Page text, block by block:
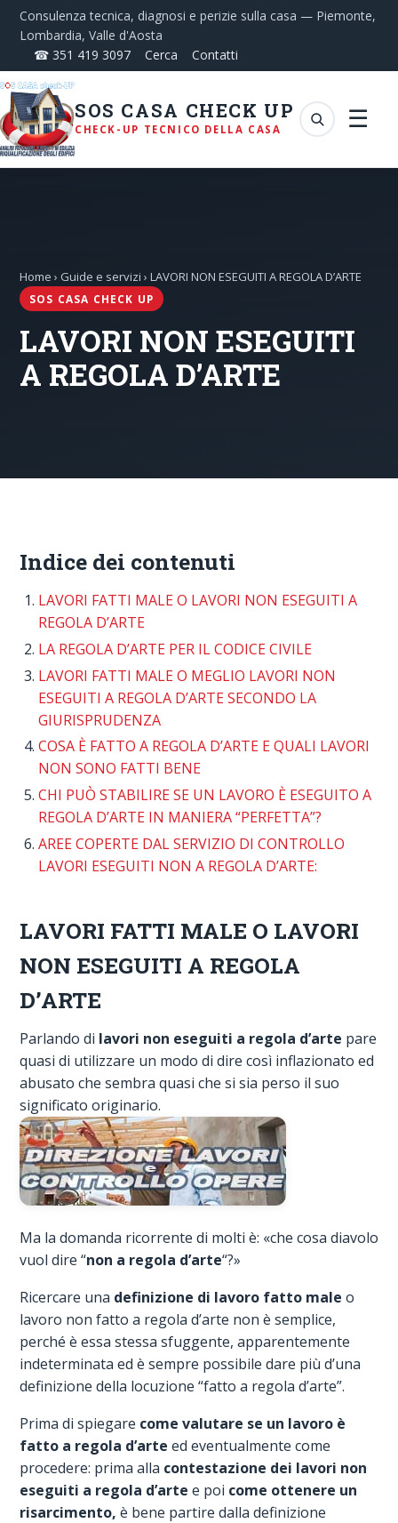
Consulenza tecnica, diagnosi e perizie sulla casa — Piemonte,
Lombardia, Valle d'Aosta
☎ 351 419 3097
Cerca Contatti
SOS CASA CHECK UP
CHECK-UP TECNICO DELLA CASA ☰
Home › Guide e servizi › LAVORI NON ESEGUITI A REGOLA D’ARTE
SOS CASA CHECK UP
LAVORI NON ESEGUITI
A REGOLA D’ARTE
Indice dei contenuti
LAVORI FATTI MALE O LAVORI NON ESEGUITI A
REGOLA D’ARTE
LA REGOLA D’ARTE PER IL CODICE CIVILE
LAVORI FATTI MALE O MEGLIO LAVORI NON
ESEGUITI A REGOLA D’ARTE SECONDO LA
GIURISPRUDENZA
COSA È FATTO A REGOLA D’ARTE E QUALI LAVORI
NON SONO FATTI BENE
CHI PUÒ STABILIRE SE UN LAVORO È ESEGUITO A
REGOLA D’ARTE IN MANIERA “PERFETTA”?
AREE COPERTE DAL SERVIZIO DI CONTROLLO
LAVORI ESEGUITI NON A REGOLA D’ARTE:
LAVORI FATTI MALE O LAVORI
NON ESEGUITI A REGOLA
D’ARTE
Parlando di lavori non eseguiti a regola d’arte pare
quasi di utilizzare un modo di dire così inflazionato ed
abusato che sembra quasi che si sia perso il suo
significato originario.
Ma la domanda ricorrente di molti è: «che cosa diavolo
vuol dire “non a regola d’arte“?»
Ricercare una definizione di lavoro fatto male o
lavoro non fatto a regola d’arte non è semplice,
perché è essa stessa sfuggente, apparentemente
indeterminata ed è sempre possibile dare più d’una
definizione della locuzione “fatto a regola d’arte”.
Prima di spiegare come valutare se un lavoro è
fatto a regola d’arte ed eventualmente come
procedere: prima alla contestazione dei lavori non
eseguiti a regola d’arte e poi come ottenere un
risarcimento, è bene partire dalla definizione